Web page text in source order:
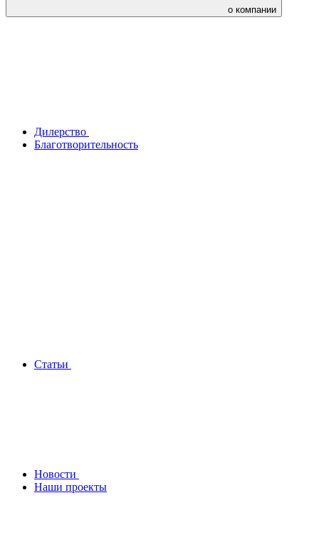
о компании
Дилерство
Благотворительность
Статьи
Новости
Наши проекты